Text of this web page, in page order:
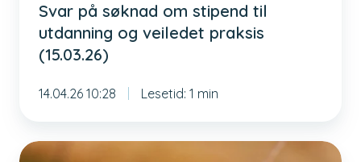
Svar på søknad om stipend til
utdanning og veiledet praksis
(15.03.26)
14.04.26 10:28 Lesetid: 1 min
God